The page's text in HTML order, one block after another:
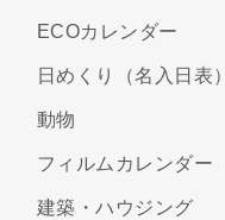
ECOカレンダー
日めくり（名入日表）
動物
フィルムカレンダー
建築・ハウジング